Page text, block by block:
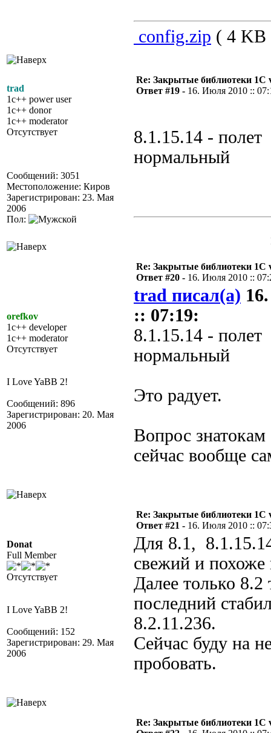
config.zip ( 4 KB
trad
1c++ power user
1c++ donor
1c++ moderator
Отсутствует
Сообщений: 3051
Местоположение: Киров
Зарегистрирован: 23. Мая
2006
Пол:
Re: Закрытые библиотеки 1С
Ответ #19 - 16. Июля 2010 ::
8.1.15.14 - полет
нормальный
orefkov
1c++ developer
1c++ moderator
Отсутствует
I Love YaBB 2!
Сообщений: 896
Зарегистрирован: 20. Мая
2006
Re: Закрытые библиотеки 1С
Ответ #20 - 16. Июля 2010 ::
trad писал(а)
:: 07:19:
8.1.15.14 - полет
нормальный
Это радует.
Вопрос знатокам
сейчас вообще
Donat
Full Member
Отсутствует
I Love YaBB 2!
Сообщений: 152
Зарегистрирован: 29. Мая
2006
Re: Закрытые библиотеки 1С
Ответ #21 - 16. Июля 2010 ::
Для 8.1,
свежий и похоже
Далее только 8.2
последний
8.2.11.236.
Сейчас буду на
пробовать.
Re: Закрытые библиотеки 1С